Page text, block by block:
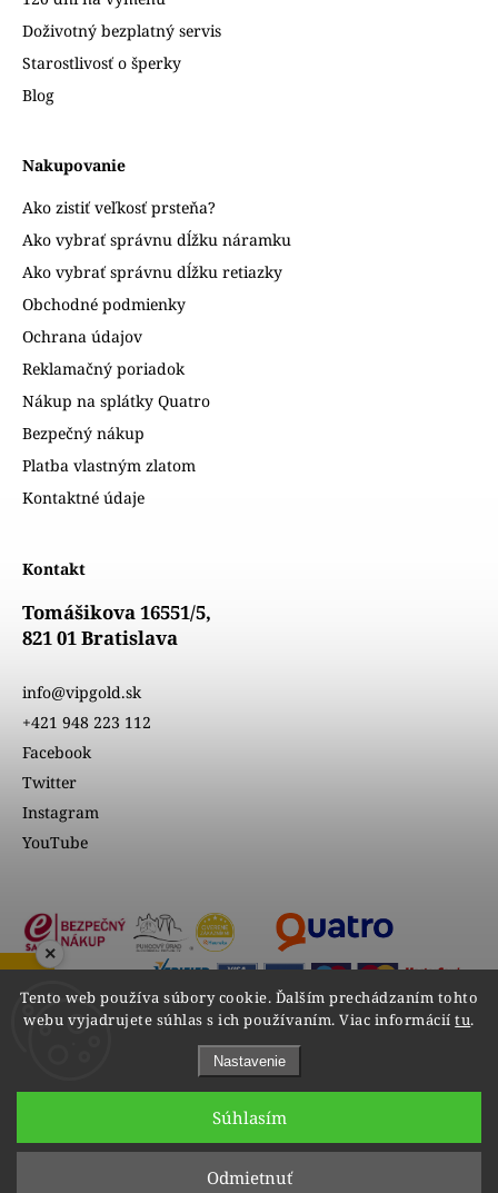
Tento web používa súbory cookie. Ďalším prechádzaním tohto
webu vyjadrujete súhlas s ich používaním. Viac informáciítu.
Nastavenie
Odmietnuť
Súhlasím
Doživotný bezplatný servis
Starostlivosť o šperky
Blog
Nakupovanie
Ako zistiť veľkosť prsteňa?
Ako vybrať správnu dĺžku náramku
Ako vybrať správnu dĺžku retiazky
Obchodné podmienky
Ochrana údajov
Reklamačný poriadok
Nákup na splátky Quatro
Bezpečný nákup
Platba vlastným zlatom
Kontaktné údaje
Kontakt
Tomášikova 16551/5,
821 01 Bratislava
info@vipgold.sk
+421 948 223 112
Facebook
Twitter
Instagram
YouTube
Upraviť nastavenie cookies
ZOBRAZIŤ RECENZIE
×